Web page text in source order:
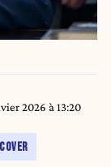
2026 à 13:20